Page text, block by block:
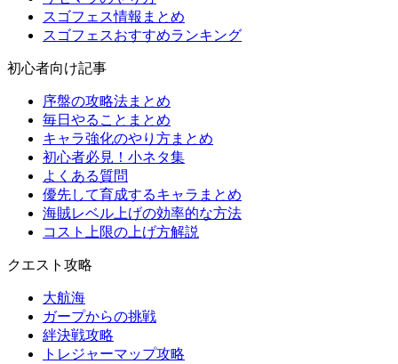
スゴフェス情報まとめ
スゴフェスおすすめランキング
初心者向け記事
序盤の攻略法まとめ
毎日やることまとめ
キャラ強化のやり方まとめ
初心者必見！小ネタ集
よくある質問
優先して育成するキャラまとめ
海賊レベル上げの効率的な方法
コスト上限の上げ方解説
クエスト攻略
大航海
ガープからの挑戦
絆決戦攻略
トレジャーマップ攻略